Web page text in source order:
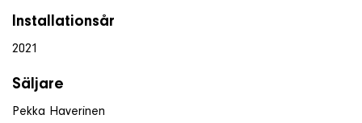
Installationsår
2021
Säljare
Pekka Haverinen